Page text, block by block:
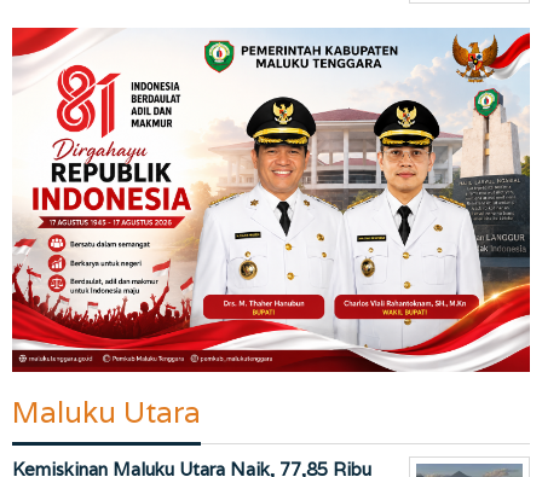
Maluku Utara
Kemiskinan Maluku Utara Naik, 77,85 Ribu